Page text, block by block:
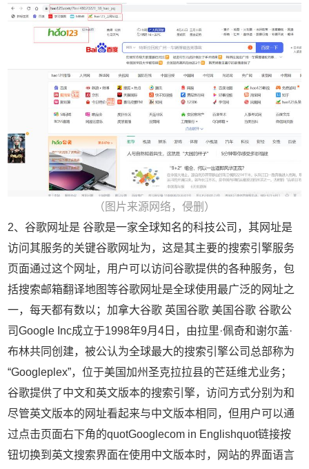
（图片来源网络，侵删）
2、谷歌网址是 谷歌是一家全球知名的科技公司，其网址是
访问其服务的关键谷歌网址为，这是其主要的搜索引擎服务
页面通过这个网址，用户可以访问谷歌提供的各种服务，包
括搜索邮箱翻译地图等谷歌网址是全球使用最广泛的网址之
一，每天都有数以；加拿大谷歌 英国谷歌 美国谷歌 谷歌公
司Google Inc成立于1998年9月4日，由拉里·佩奇和谢尔盖·
布林共同创建，被公认为全球最大的搜索引擎公司总部称为
“Googleplex”，位于美国加州圣克拉拉县的芒廷维尤业务；
谷歌提供了中文和英文版本的搜索引擎，访问方式分别为和
尽管英文版本的网址看起来与中文版本相同，但用户可以通
过点击页面右下角的quotGooglecom in Englishquot链接按
钮切换到英文搜索界面在使用中文版本时，网站的界面语言